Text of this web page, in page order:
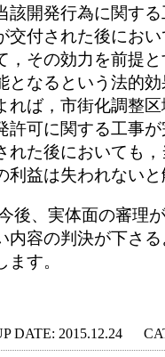
該開発行為に関す
交付された後にお
，その効力を前提
となるという法的
れば，市街化調整
許可に関する工事
れた後においても
利益は失われないと
後、実体面の審理
内容の判決が下さ
ます。
DATE: 2015.12.24